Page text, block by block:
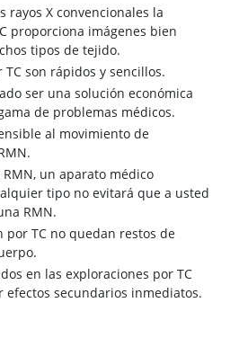
rayos X convencionales la
proporciona imágenes bien
tipos de tejido.
TC son rápidos y sencillos.
ser una solución económica
de problemas médicos.
al movimiento de
un aparato médico
tipo no evitará que a usted
RMN.
por TC no quedan restos de
en las exploraciones por TC
efectos secundarios inmediatos.